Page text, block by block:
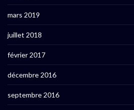
mars 2019
juillet 2018
février 2017
décembre 2016
septembre 2016